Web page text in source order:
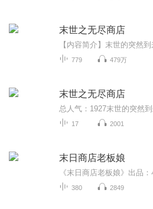
末世之无尽商店
779 479万
末世之无尽商店
17 2001
末日商店老板娘
380 2849